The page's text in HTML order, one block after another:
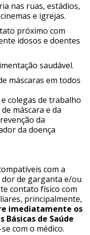
nas ruas, estádios,
e igrejas.
próximo com
idosos e doentes
saudável.
máscaras em todos
colegas de trabalho
máscara e da
da
da doença
com a
dor de garganta e/ou
contato físico com
principalmente,
imediatamente os
de Saúde
com o médico.